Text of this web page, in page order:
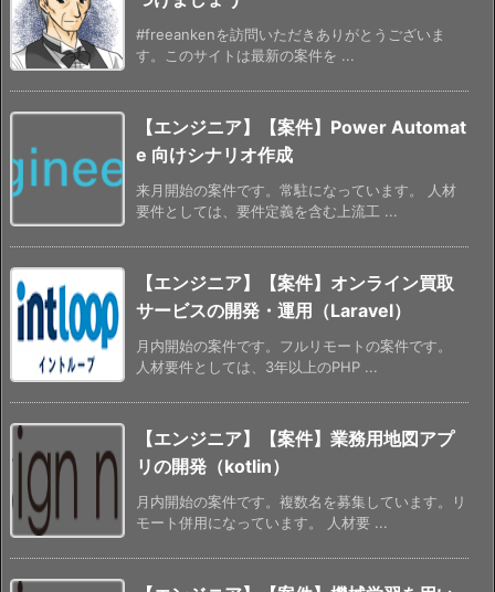
#freeankenを訪問いただきありがとうございま
す。このサイトは最新の案件を ...
【エンジニア】【案件】Power Automat
e 向けシナリオ作成
来月開始の案件です。常駐になっています。 人材
要件としては、要件定義を含む上流工 ...
【エンジニア】【案件】オンライン買取
サービスの開発・運用（Laravel）
月内開始の案件です。フルリモートの案件です。
人材要件としては、3年以上のPHP ...
【エンジニア】【案件】業務用地図アプ
リの開発（kotlin）
月内開始の案件です。複数名を募集しています。リ
モート併用になっています。 人材要 ...